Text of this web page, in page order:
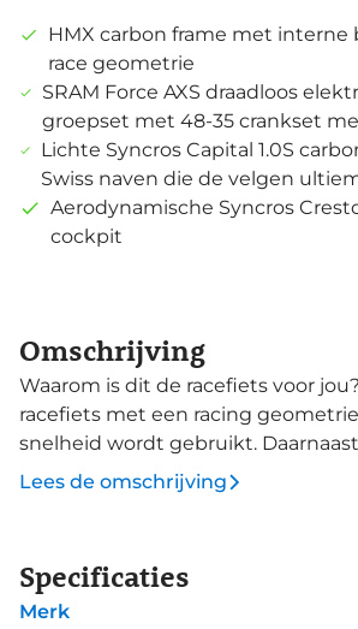
HMX carbon frame met interne
race geometrie
SRAM Force AXS draadloos
groepset met 48-35 crankset
Lichte Syncros Capital 1.0S
Swiss naven die de velgen
Aerodynamische Syncros
cockpit
Omschrijving
Waarom is dit de racefiets voor jou? Dit is een
racefiets met een racing
snelheid wordt gebruikt.
materiaalgebruik gericht op
met maximale stijfheid en
laag houdt en de kracht hoog. Volledig
geïntegreerde bekabeling geeft
Lees de omschrijving
Specificaties
Merk